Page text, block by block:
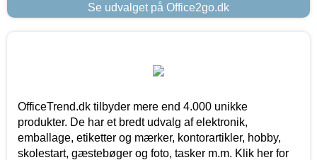
Se udvalget på Office2go.dk
OfficeTrend.dk tilbyder mere end 4.000 unikke
produkter. De har et bredt udvalg af elektronik,
emballage, etiketter og mærker, kontorartikler, hobby,
skolestart, gæstebøger og foto, tasker m.m. Klik her for